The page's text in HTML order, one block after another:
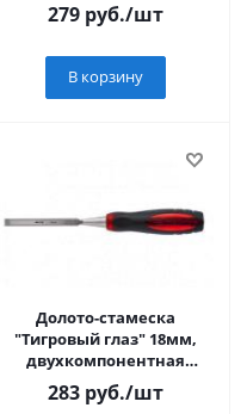
279 руб./шт
В корзину
Долото-стамеска
"Тигровый глаз" 18мм,
двухкомпонентная
обрезин. ручка "MATRIX"
283 руб./шт